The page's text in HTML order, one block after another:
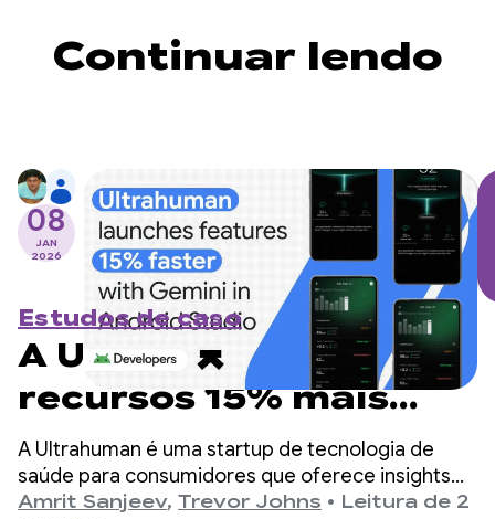
Continuar lendo
08
JAN
2026
Estudos de caso
A Ultrahuman lança
recursos 15% mais
rápido com o Gemini
no Android Studio
A Ultrahuman é uma startup de tecnologia de
saúde para consumidores que oferece insights
diários de bem-estar aos usuários com base em
Amrit Sanjeev, Trevor Johns • Leitura de 2